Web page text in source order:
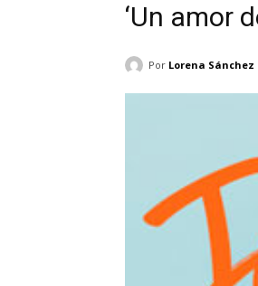
‘Un amor
Por Lorena Sánchez